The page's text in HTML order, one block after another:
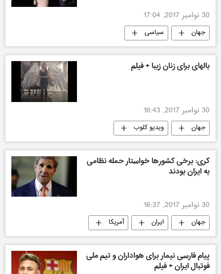
30 نوامبر 2017, 17:04
جهان سیاسی
بالهای برای زنان زیبا + فیلم
30 نوامبر 2017, 16:43
جهان ویدیو کلوب
کری: برخی کشورها خواستار حمله نظامی
به ایران بودند
30 نوامبر 2017, 16:37
جهان ایران آمریکا
پیام فارسی نیمار برای هواداران و تیم ملی
فوتبال ایران + فیلم